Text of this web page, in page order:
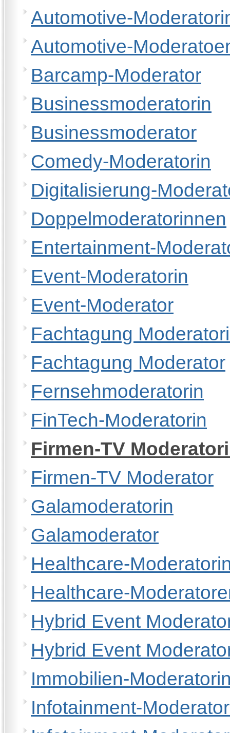
Automotive-
Automotive-
Barcamp-Moderator
Businessmoderatorin
Businessmoderator
Comedy-Moderatorin
Digitalisierung-
Doppelmoderatorinnen
Entertainment-
Event-Moderatorin
Event-Moderator
Fachtagung
Fachtagung Moderator
Fernsehmoderatorin
FinTech-Moderatorin
Firmen-TV
Firmen-TV Moderator
Galamoderatorin
Galamoderator
Healthcare-
Healthcare-
Hybrid Event
Hybrid Event
Immobilien-
Infotainment-